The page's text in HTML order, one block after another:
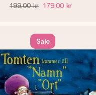
199,00 kr 179,00 kr
Sale